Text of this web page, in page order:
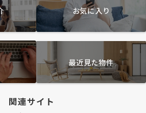
お気に入り
最近見た物件
関連サイト